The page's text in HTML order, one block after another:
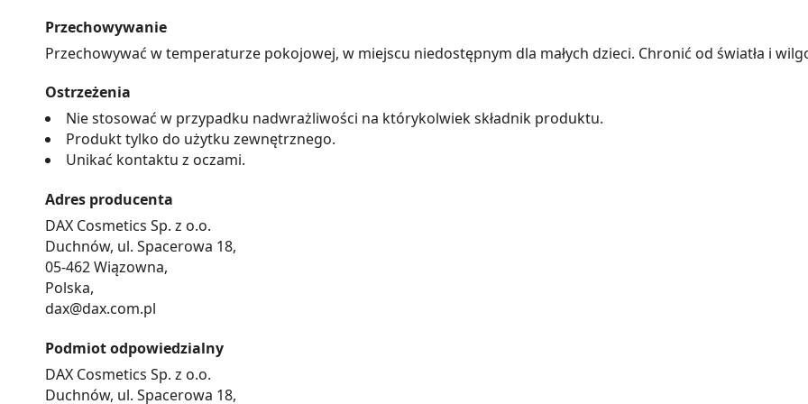
Przechowywanie
Przechowywać w temperaturze pokojowej, w miejscu niedostępnym dla małych dzieci. Chronić od światła i
Ostrzeżenia
Nie stosować w przypadku nadwrażliwości na którykolwiek składnik produktu.
Produkt tylko do użytku zewnętrznego.
Unikać kontaktu z oczami.
Adres producenta
DAX Cosmetics Sp. z o.o.
Duchnów, ul. Spacerowa 18,
05-462 Wiązowna,
Polska,
dax@dax.com.pl
Podmiot odpowiedzialny
DAX Cosmetics Sp. z o.o.
Duchnów, ul. Spacerowa 18,